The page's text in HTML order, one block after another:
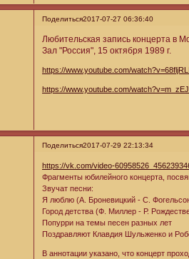
Поделиться2017-07-27 06:36:40
Любительская запись концерта в
Зал "Россия", 15 октября 1989 г.
https://www.youtube.com/
https://www.youtube.com/
Поделиться2017-07-29 22:13:34
https://vk.com/video-
Фрагменты юбилейного концерта,
Звучат песни:
Я люблю (А. Броневицкий - С.
Город детства (Ф. Миллер - Р.
Попурри на темы песен разных лет
Поздравляют Клавдия Шульженко и
В аннотации указано, что концерт